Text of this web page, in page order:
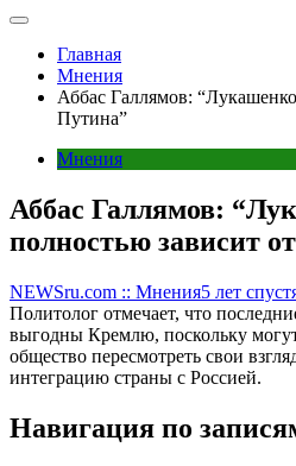
Главная
Мнения
Аббас Галлямов:
Путина”
Мнения
Аббас Галлямов:
полностью зависит
NEWSru.com :: Мнения5 лет
Политолог отмечает, что
выгодны Кремлю, поскольку могут
общество пересмотреть свои
интеграцию страны с Россией.
Навигация по